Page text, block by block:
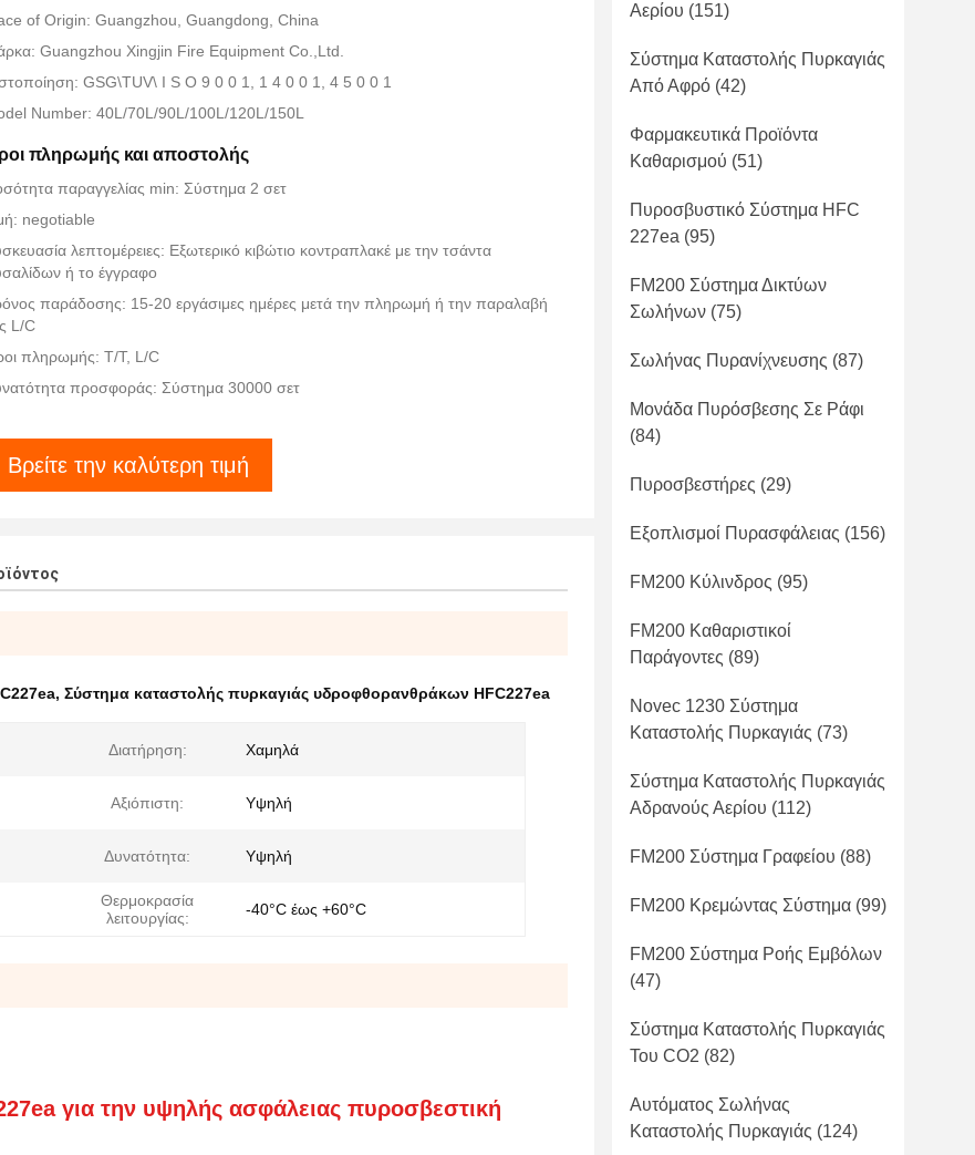
of Origin: Guangzhou, Guangdong, China
Guangzhou Xingjin Fire Equipment Co.,Ltd.
GSG\TUV\ I S O 9 0 0 1, 1 4 0 0 1, 4 5 0 0 1
Number: 40L/70L/90L/100L/120L/150L
πληρωμής και αποστολής
παραγγελίας min: Σύστημα 2 σετ
negotiable
λεπτομέρειες: Εξωτερικό κιβώτιο κοντραπλακέ με την τσάντα
ή το έγγραφο
παράδοσης: 15-20 εργάσιμες ημέρες μετά την πληρωμή ή την παραλαβή
L/C
πληρωμής: T/T, L/C
προσφοράς: Σύστημα 30000 σετ
Βρείτε την καλύτερη τιμή
, Σύστημα καταστολής πυρκαγιάς υδροφθορανθράκων HFC227ea
Διατήρηση: Χαμηλά
Αξιόπιστη: Υψηλή
Δυνατότητα: Υψηλή
Θερμοκρασία
λειτουργίας:
-40°C έως +60°C
για την υψηλής ασφάλειας πυροσβεστική
Αερίου (151)
Σύστημα Καταστολής Πυρκαγιάς
Από Αφρό (42)
Φαρμακευτικά Προϊόντα
Καθαρισμού (51)
Πυροσβυστικό Σύστημα HFC
227ea (95)
FM200 Σύστημα Δικτύων
Σωλήνων (75)
Σωλήνας Πυρανίχνευσης (87)
Μονάδα Πυρόσβεσης Σε Ράφι
(84)
Πυροσβεστήρες (29)
Εξοπλισμοί Πυρασφάλειας (156)
FM200 Κύλινδρος (95)
FM200 Καθαριστικοί
Παράγοντες (89)
Novec 1230 Σύστημα
Καταστολής Πυρκαγιάς (73)
Σύστημα Καταστολής Πυρκαγιάς
Αδρανούς Αερίου (112)
FM200 Σύστημα Γραφείου (88)
FM200 Κρεμώντας Σύστημα (99)
FM200 Σύστημα Ροής Εμβόλων
(47)
Σύστημα Καταστολής Πυρκαγιάς
Του CO2 (82)
Αυτόματος Σωλήνας
Καταστολής Πυρκαγιάς (124)